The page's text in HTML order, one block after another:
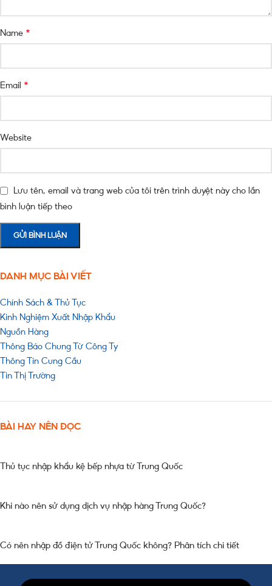
Name *
Email *
Website
Lưu tên, email và trang web của tôi trên trình duyệt này cho lần
bình luận tiếp theo
DANH MỤC BÀI VIẾT
Chính Sách & Thủ Tục
Kinh Nghiệm Xuất Nhập Khẩu
Nguồn Hàng
Thông Báo Chung Từ Công Ty
Thông Tin Cung Cầu
Tin Thị Trường
BÀI HAY NÊN ĐỌC
Thủ tục nhập khẩu kệ bếp nhựa từ Trung Quốc
Khi nào nên sử dụng dịch vụ nhập hàng Trung Quốc?
Có nên nhập đồ điện tử Trung Quốc không? Phân tích chi tiết